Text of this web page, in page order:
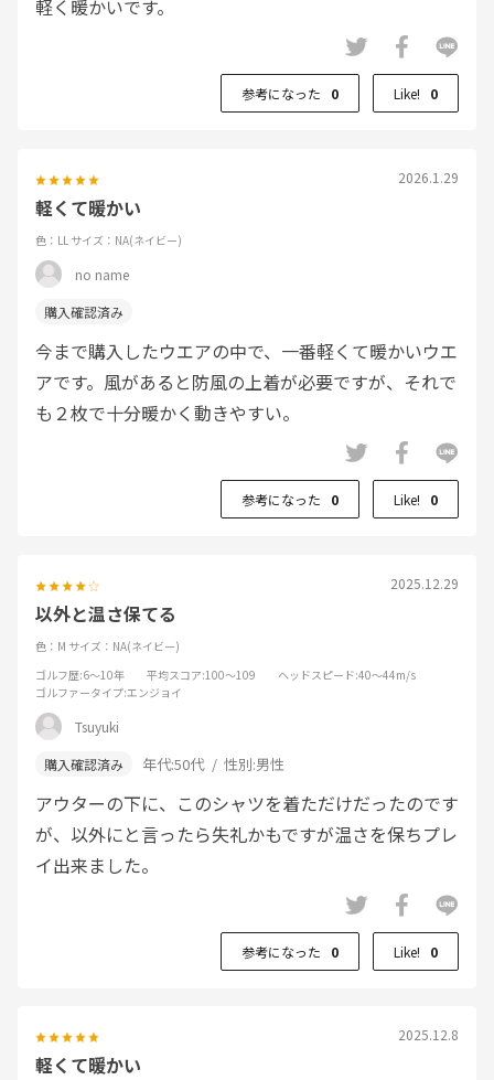
軽く暖かいです。
参考になった 0 Like! 0
2026.1.29
軽くて暖かい
色：LL サイズ：NA(ネイビー)
no name
今まで購入したウエアの中で、一番軽くて暖かいウエ
アです。風があると防風の上着が必要ですが、それで
も２枚で十分暖かく動きやすい。
参考になった 0 Like! 0
2025.12.29
以外と温さ保てる
色：M サイズ：NA(ネイビー)
ゴルフ歴:6～10年 平均スコア:100～109 ヘッドスピード:40～44m/s
ゴルファータイプ:エンジョイ
Tsuyuki
年代:50代 性別:男性
アウターの下に、このシャツを着ただけだったのです
が、以外にと言ったら失礼かもですが温さを保ちプレ
イ出来ました。
参考になった 0 Like! 0
2025.12.8
軽くて暖かい